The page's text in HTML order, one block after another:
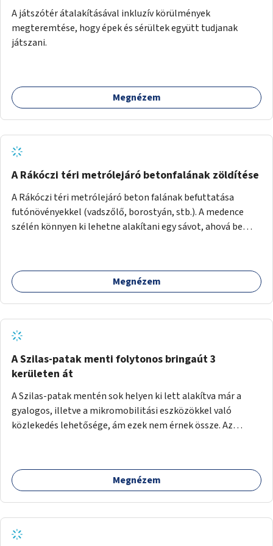
A játszótér átalakításával inkluzív körülmények
megteremtése, hogy épek és sérültek együtt tudjanak
játszani.
Megnézem
A Rákóczi téri metrólejáró betonfalának zöldítése
A Rákóczi téri metrólejáró beton falának befuttatása
futónövényekkel (vadszőlő, borostyán, stb.). A medence
szélén könnyen ki lehetne alakítani egy sávot, ahová be
Megnézem
A Szilas-patak menti folytonos bringaút 3
kerületen át
A Szilas-patak mentén sok helyen ki lett alakítva már a
gyalogos, illetve a mikromobilitási eszközökkel való
közlekedés lehetősége, ám ezek nem érnek össze. Az
részt, amire hatásköre van és a költségvetési lehetőségek
keretéig valósítsa is meg.Megnézem